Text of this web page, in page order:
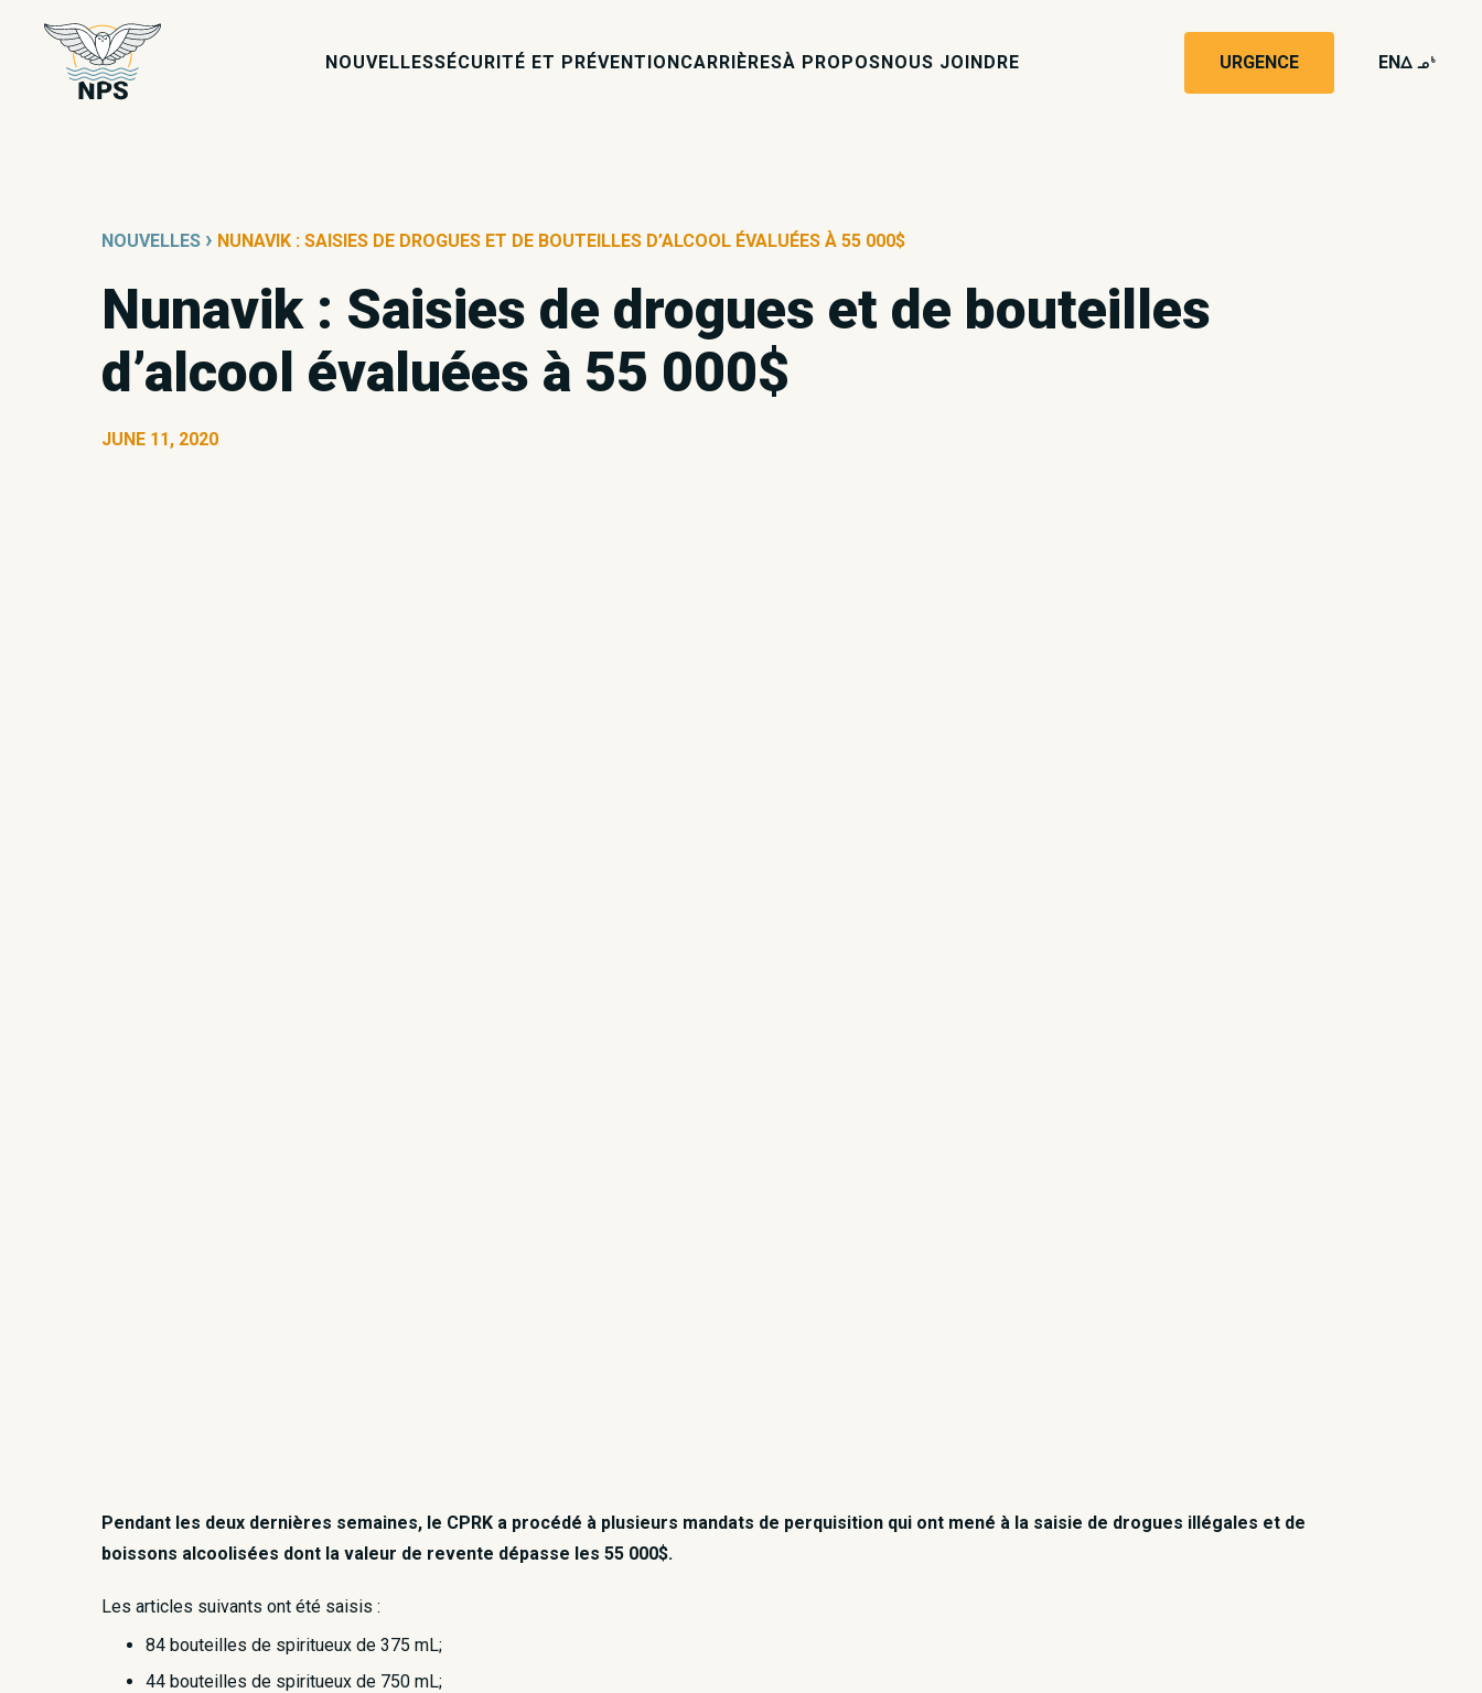
NOUVELLESSÉCURITÉ ET PRÉVENTIONCARRIÈRESÀ PROPOSNOUS JOINDRE URGENCE ENwk4
NOUVELLES › NUNAVIK : SAISIES DE DROGUES ET DE BOUTEILLES D’ALCOOL ÉVALUÉES À 55 000$
Nunavik : Saisies de drogues et de bouteilles
d’alcool évaluées à 55 000$
JUNE 11, 2020
Pendant les deux dernières semaines, le CPRK a procédé à plusieurs mandats de perquisition qui ont mené à la saisie de drogues illégales et de
boissons alcoolisées dont la valeur de revente dépasse les 55 000$.
Les articles suivants ont été saisis :
84 bouteilles de spiritueux de 375 mL;
44 bouteilles de spiritueux de 750 mL;